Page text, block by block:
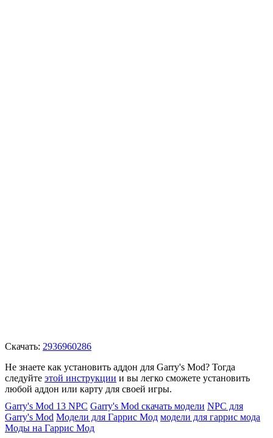
Скачать: 2936960286
Не знаете как установить аддон для Garry's Mod? Тогда
следуйте этой инструкции и вы легко сможете установить
любой аддон или карту для своей игры.
Garry's Mod 13 NPC Garry's Mod скачать модели NPC для
Garry's Mod Модели для Гаррис Мод модели для гаррис мода
Моды на Гаррис Мод